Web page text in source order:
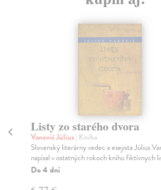
Listy zo starého dvora
Vanovič Július| Kniha
Slovenský literárny vedec a esejista Július
napísal v ostatných rokoch knihu fiktívnych
Do 4 dní